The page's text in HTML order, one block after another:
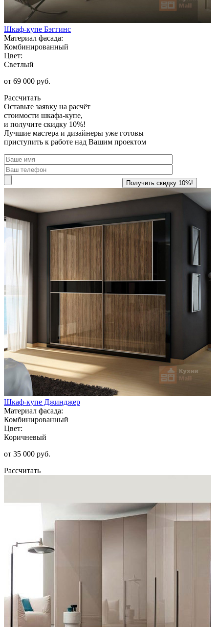
Шкаф-купе Бэггинс
Материал фасада:
Комбинированный
Цвет:
Светлый
от 69 000 руб.
Рассчитать
Оставьте заявку на расчёт
стоимости шкафа-купе,
и получите скидку 10%!
Лучшие мастера и дизайнеры уже готовы
приступить к работе над Вашим проектом
Шкаф-купе Джинджер
Материал фасада:
Комбинированный
Цвет:
Коричневый
от 35 000 руб.
Рассчитать